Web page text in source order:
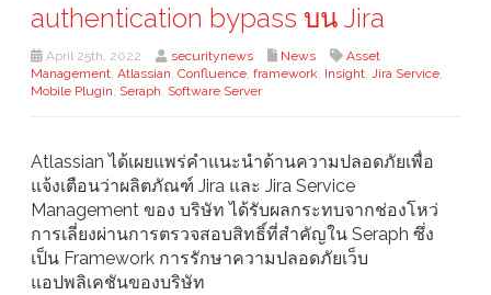
authentication bypass บน Jira
April 25th, 2022 securitynews News
Asset
Management, Atlassian, Confluence, framework, Insight, Jira Service,
Mobile Plugin, Seraph, Software Server
Atlassian ได้เผยแพร่คำแนะนำด้านความปลอดภัยเพื่อ
แจ้งเตือนว่าผลิตภัณฑ์ Jira และ Jira Service
Management ของ บริษัท ได้รับผลกระทบจากช่องโหว่
การเลี่ยงผ่านการตรวจสอบสิทธิ์ที่สำคัญใน Seraph ซึ่ง
เป็น Framework การรักษาความปลอดภัยเว็บ
แอปพลิเคชันของบริษัท